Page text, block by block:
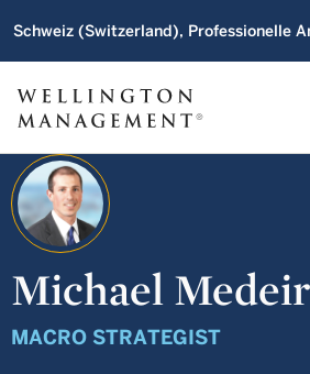
Schweiz (Switzerland), Professionelle
Michael
MACRO STRATEGIST